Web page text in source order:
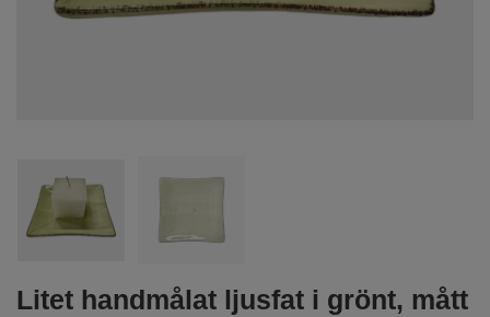
Litet handmålat ljusfat i grönt, mått